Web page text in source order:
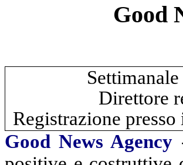
Good
Direttore
Registrazione
Good News Agency